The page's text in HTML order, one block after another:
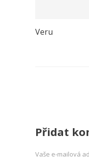
Veru
Přidat
Vaše e-mailová